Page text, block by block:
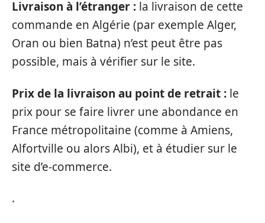
Livraison à l’étranger : la livraison de cette
commande en Algérie (par exemple Alger,
Oran ou bien Batna) n’est peut être pas
possible, mais à vérifier sur le site.
Prix de la livraison au point de retrait : le
prix pour se faire livrer une abondance en
France métropolitaine (comme à Amiens,
Alfortville ou alors Albi), et à étudier sur le
site d’e-commerce.
.